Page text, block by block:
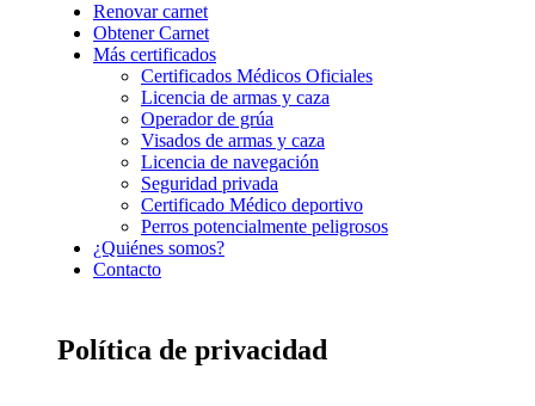
Renovar carnet
Obtener Carnet
Más certificados
Certificados Médicos Oficiales
Licencia de armas y caza
Operador de grúa
Visados de armas y caza
Licencia de navegación
Seguridad privada
Certificado Médico deportivo
Perros potencialmente peligrosos
¿Quiénes somos?
Contacto
Política de privacidad